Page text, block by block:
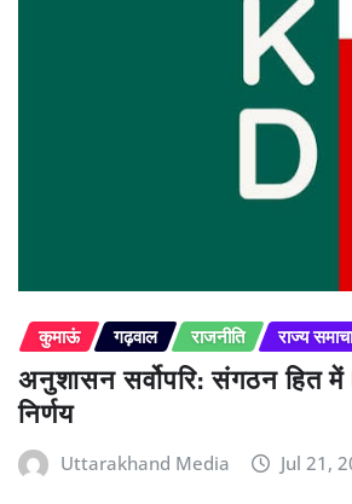
कुमाऊं गढ़वाल राजनीति राज्य
अनुशासन सर्वोपरि: संगठन हित
निर्णय
Uttarakhand Media Jul 21,